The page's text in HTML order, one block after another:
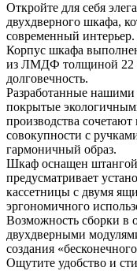
Откройте для себя
двухдверного шкафа,
современный интерьер.
Корпус шкафа
из ЛМДФ толщиной 22
долговечность.
Разработанные
покрытые
производства
совокупности с
гармоничный образ.
Шкаф оснащен
предусматривает
кассетницы с двумя
эргономичного
Возможность сборки
двухдверными
создания
Ощутите удобство и